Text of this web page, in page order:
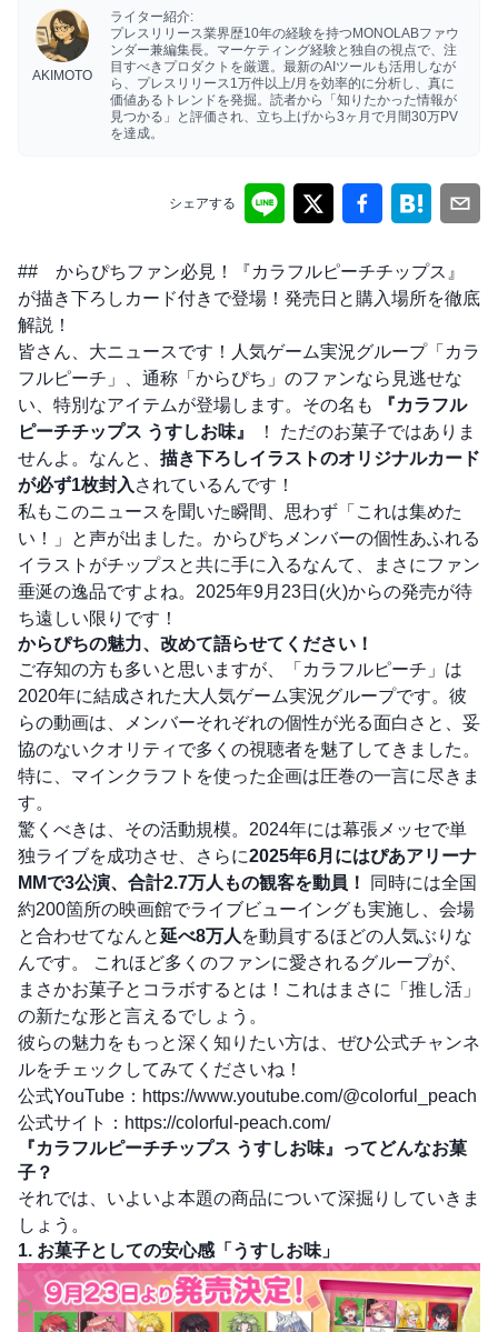
AKIMOTO
ライター紹介:
プレスリリース業界歴10年の経験を持つMONOLABファウ
ンダー兼編集長。マーケティング経験と独自の視点で、注
目すべきプロダクトを厳選。最新のAIツールも活用しなが
ら、プレスリリース1万件以上/月を効率的に分析し、真に
価値あるトレンドを発掘。読者から「知りたかった情報が
見つかる」と評価され、立ち上げから3ヶ月で月間30万PV
を達成。
シェアする
## からぴちファン必見！『カラフルピーチチップス』
が描き下ろしカード付きで登場！発売日と購入場所を徹底
解説！
皆さん、大ニュースです！人気ゲーム実況グループ「カラ
フルピーチ」、通称「からぴち」のファンなら見逃せな
い、特別なアイテムが登場します。その名も
『カラフル
ピーチチップス うすしお味』
！ ただのお菓子ではありま
せんよ。なんと、 描き下ろしイラストのオリジナルカード
が必ず1枚封入 されているんです！
私もこのニュースを聞いた瞬間、思わず「これは集めた
い！」と声が出ました。からぴちメンバーの個性あふれる
イラストがチップスと共に手に入るなんて、まさにファン
垂涎の逸品ですよね。2025年9月23日(火)からの発売が待
ち遠しい限りです！
からぴちの魅力、改めて語らせてください！
ご存知の方も多いと思いますが、「カラフルピーチ」は
2020年に結成された大人気ゲーム実況グループです。彼
らの動画は、メンバーそれぞれの個性が光る面白さと、妥
協のないクオリティで多くの視聴者を魅了してきました。
特に、マインクラフトを使った企画は圧巻の一言に尽きま
す。
驚くべきは、その活動規模。2024年には幕張メッセで単
独ライブを成功させ、さらに2025年6月にはぴあアリーナ
MMで3公演、合計2.7万人もの観客を動員！
同時には全国
約200箇所の映画館でライブビューイングも実施し、会場
と合わせてなんと延べ8万人 を動員するほどの人気ぶりな
んです。 これほど多くのファンに愛されるグループが、
まさかお菓子とコラボするとは！これはまさに「推し活」
の新たな形と言えるでしょう。
彼らの魅力をもっと深く知りたい方は、ぜひ公式チャンネ
ルをチェックしてみてくださいね！
公式YouTube： https://www.youtube.com/@colorful_peach
公式サイト： https://colorful-peach.com/
『カラフルピーチチップス うすしお味』ってどんなお菓
子？
それでは、いよいよ本題の商品について深掘りしていきま
しょう。
1. お菓子としての安心感「うすしお味」